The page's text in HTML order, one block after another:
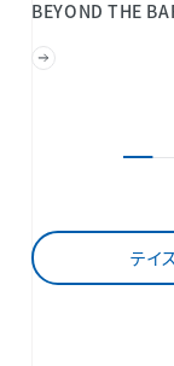
BEYOND THE
テイ